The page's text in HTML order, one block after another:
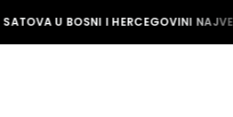
U BOSNI I HERCEGOVINI